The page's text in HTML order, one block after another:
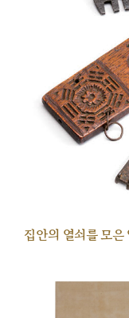
집안의 열쇠를 모은